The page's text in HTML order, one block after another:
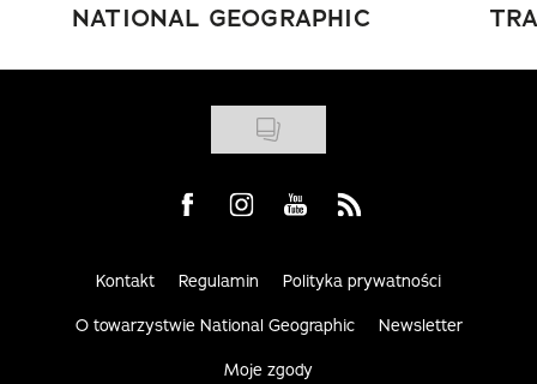
NATIONAL GEOGRAPHIC
Visit us on Facebook
Visit us on Instagram
Visit us on Youtube
Visit us on Rss
Kontakt Regulamin Polityka prywatności
O towarzystwie National Geographic Newsletter
Moje zgody